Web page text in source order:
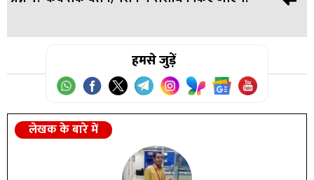
रिपोर्ट 2026 की पहली छमाही तक सरकार को सौंपी जा सकती
वेतन और पेंशन में संशोधन 1 जनवरी, 2026 से पूर्वव्यापी रूप से
किए जाएंगे।
हमसे जुड़ें
लेखक के बारे में